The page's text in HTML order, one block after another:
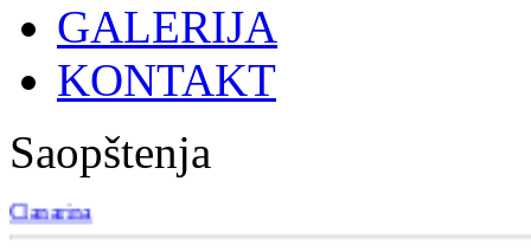
GALERIJA
KONTAKT
Saopštenja
Članarina